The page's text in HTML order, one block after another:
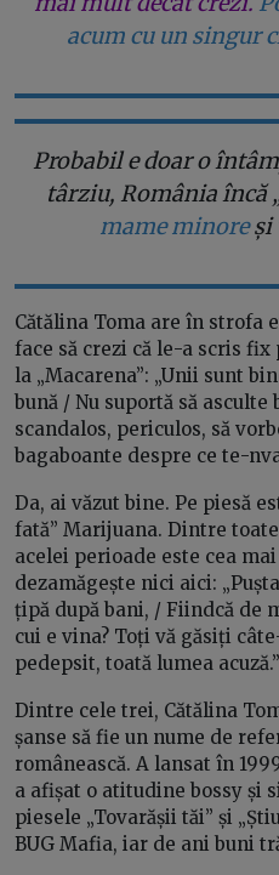
acum cu un singur
Probabil e doar o
târziu, România încă
mame minoreși
Cătălina Toma are în strofa
face să crezi că le-a scris
la „Macarena”: „Unii sunt
bună / Nu suportă să
scandalos, periculos, să
bagaboante despre ce te-
Da, ai văzut bine. Pe piesă
fată” Marijuana. Dintre
acelei perioade este cea mai
dezamăgește nici aici:
țipă după bani, / Fiindcă de
cui e vina? Toți vă găsiți
pedepsit, toată lumea acuză.”
Dintre cele trei, Cătălina
șanse să fie un nume de
românească. A lansat în
a afișat o atitudine bossy și
piesele „Tovarășii tăi” și
BUG Mafia, iar de ani buni